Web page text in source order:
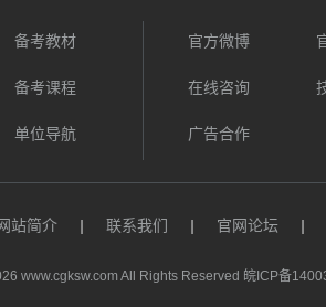
备考教材
备考课程
单位导航
官方微博
在线咨询
广告合作
站简介 | 联系我们 | 官网论坛 |
www.cgksw.com All Rights Reserved 皖ICP备